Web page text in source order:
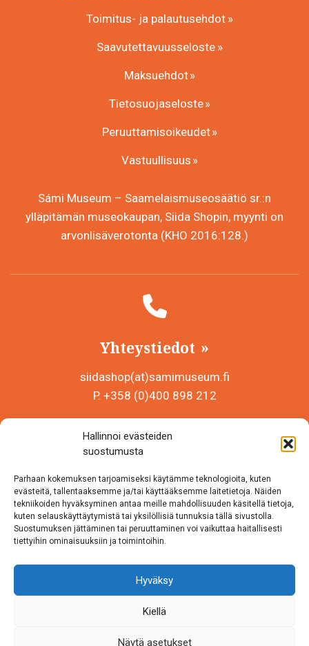
Hallinnoi evästeiden
suostumusta
Parhaan kokemuksen tarjoamiseksi käytämme teknologioita, kuten
evästeitä, tallentaaksemme ja/tai käyttääksemme laitetietoja. Näiden
tekniikoiden hyväksyminen antaa meille mahdollisuuden käsitellä tietoja,
kuten selauskäyttäytymistä tai yksilöllisiä tunnuksia tällä sivustolla.
Suostumuksen jättäminen tai peruuttaminen voi vaikuttaa haitallisesti
tiettyihin ominaisuuksiin ja toimintoihin.
Hyväksy
Kiellä
Näytä asetukset
Toimitus- ja palautusehdot
Saavutettavuusseloste
Maksuehdot
Tietosuojaseloste
Peruuttamisoikeudet
Vastuullisuus
Sámi Museum – Saamelaismuseosäätiö sr.:n
ylläpitämän museokaupan, Siida Shopin, myynti on
arvonlisäverotonta (KHO 2016:128.)
Yhteystiedot
siidashop(at)samimuseum.fi
P. +358 (0)400 898 212
Y-tunnus 0625907-2
Inarintie 46
99870 Inari
Löydät meidät myös somesta!
Instagram
Facebook